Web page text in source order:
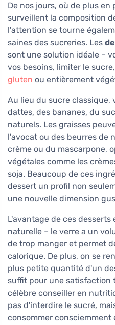
De nos jours, où de plus en
surveillent la composition
l'attention se tourne
saines des sucreries. Les
sont une solution idéale –
vos besoins, limiter le
gluten ou entièrement
Au lieu du sucre classique,
dattes, des bananes, du
naturels. Les graisses
l'avocat ou des beurres de
crème ou du mascarpone,
végétales comme les
soja. Beaucoup de ces
dessert un profil non
une nouvelle dimension
L'avantage de ces
naturelle – le verre a un
de trop manger et permet
calorique. De plus, on se
plus petite quantité d'un
suffit pour une satisfaction
célèbre conseiller en
pas d'interdire le sucré,
consommer consciemment